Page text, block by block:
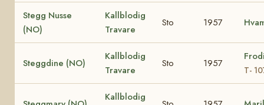
Stegg Nusse
(NO)
Kallblodig
Travare
Sto 1957
Steggdine (NO)
Kallblodig
Travare
Sto 1957
T-
Kallblodig